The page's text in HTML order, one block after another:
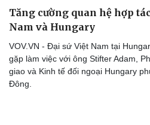
Tư vấn
Săn Tour
check-in
Tăng cường quan hệ hợp
Nam và Hungary
VOV.VN - Đại sứ Việt Nam tại
gặp làm việc với ông Stifter Adam,
giao và Kinh tế đối ngoại Hungary
Đông.